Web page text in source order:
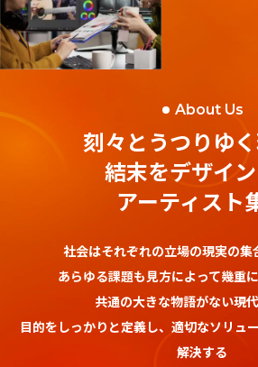
About Us
刻々とうつりゆ
結末をデザイ
アーティスト
社会はそれぞれの立場の現実の集
あらゆる課題も見方によって幾重
共通の大きな物語がない現
目的をしっかりと定義し、適切なソリュ
解決する